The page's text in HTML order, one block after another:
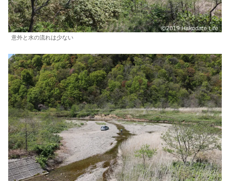
意外と水の流れは少ない